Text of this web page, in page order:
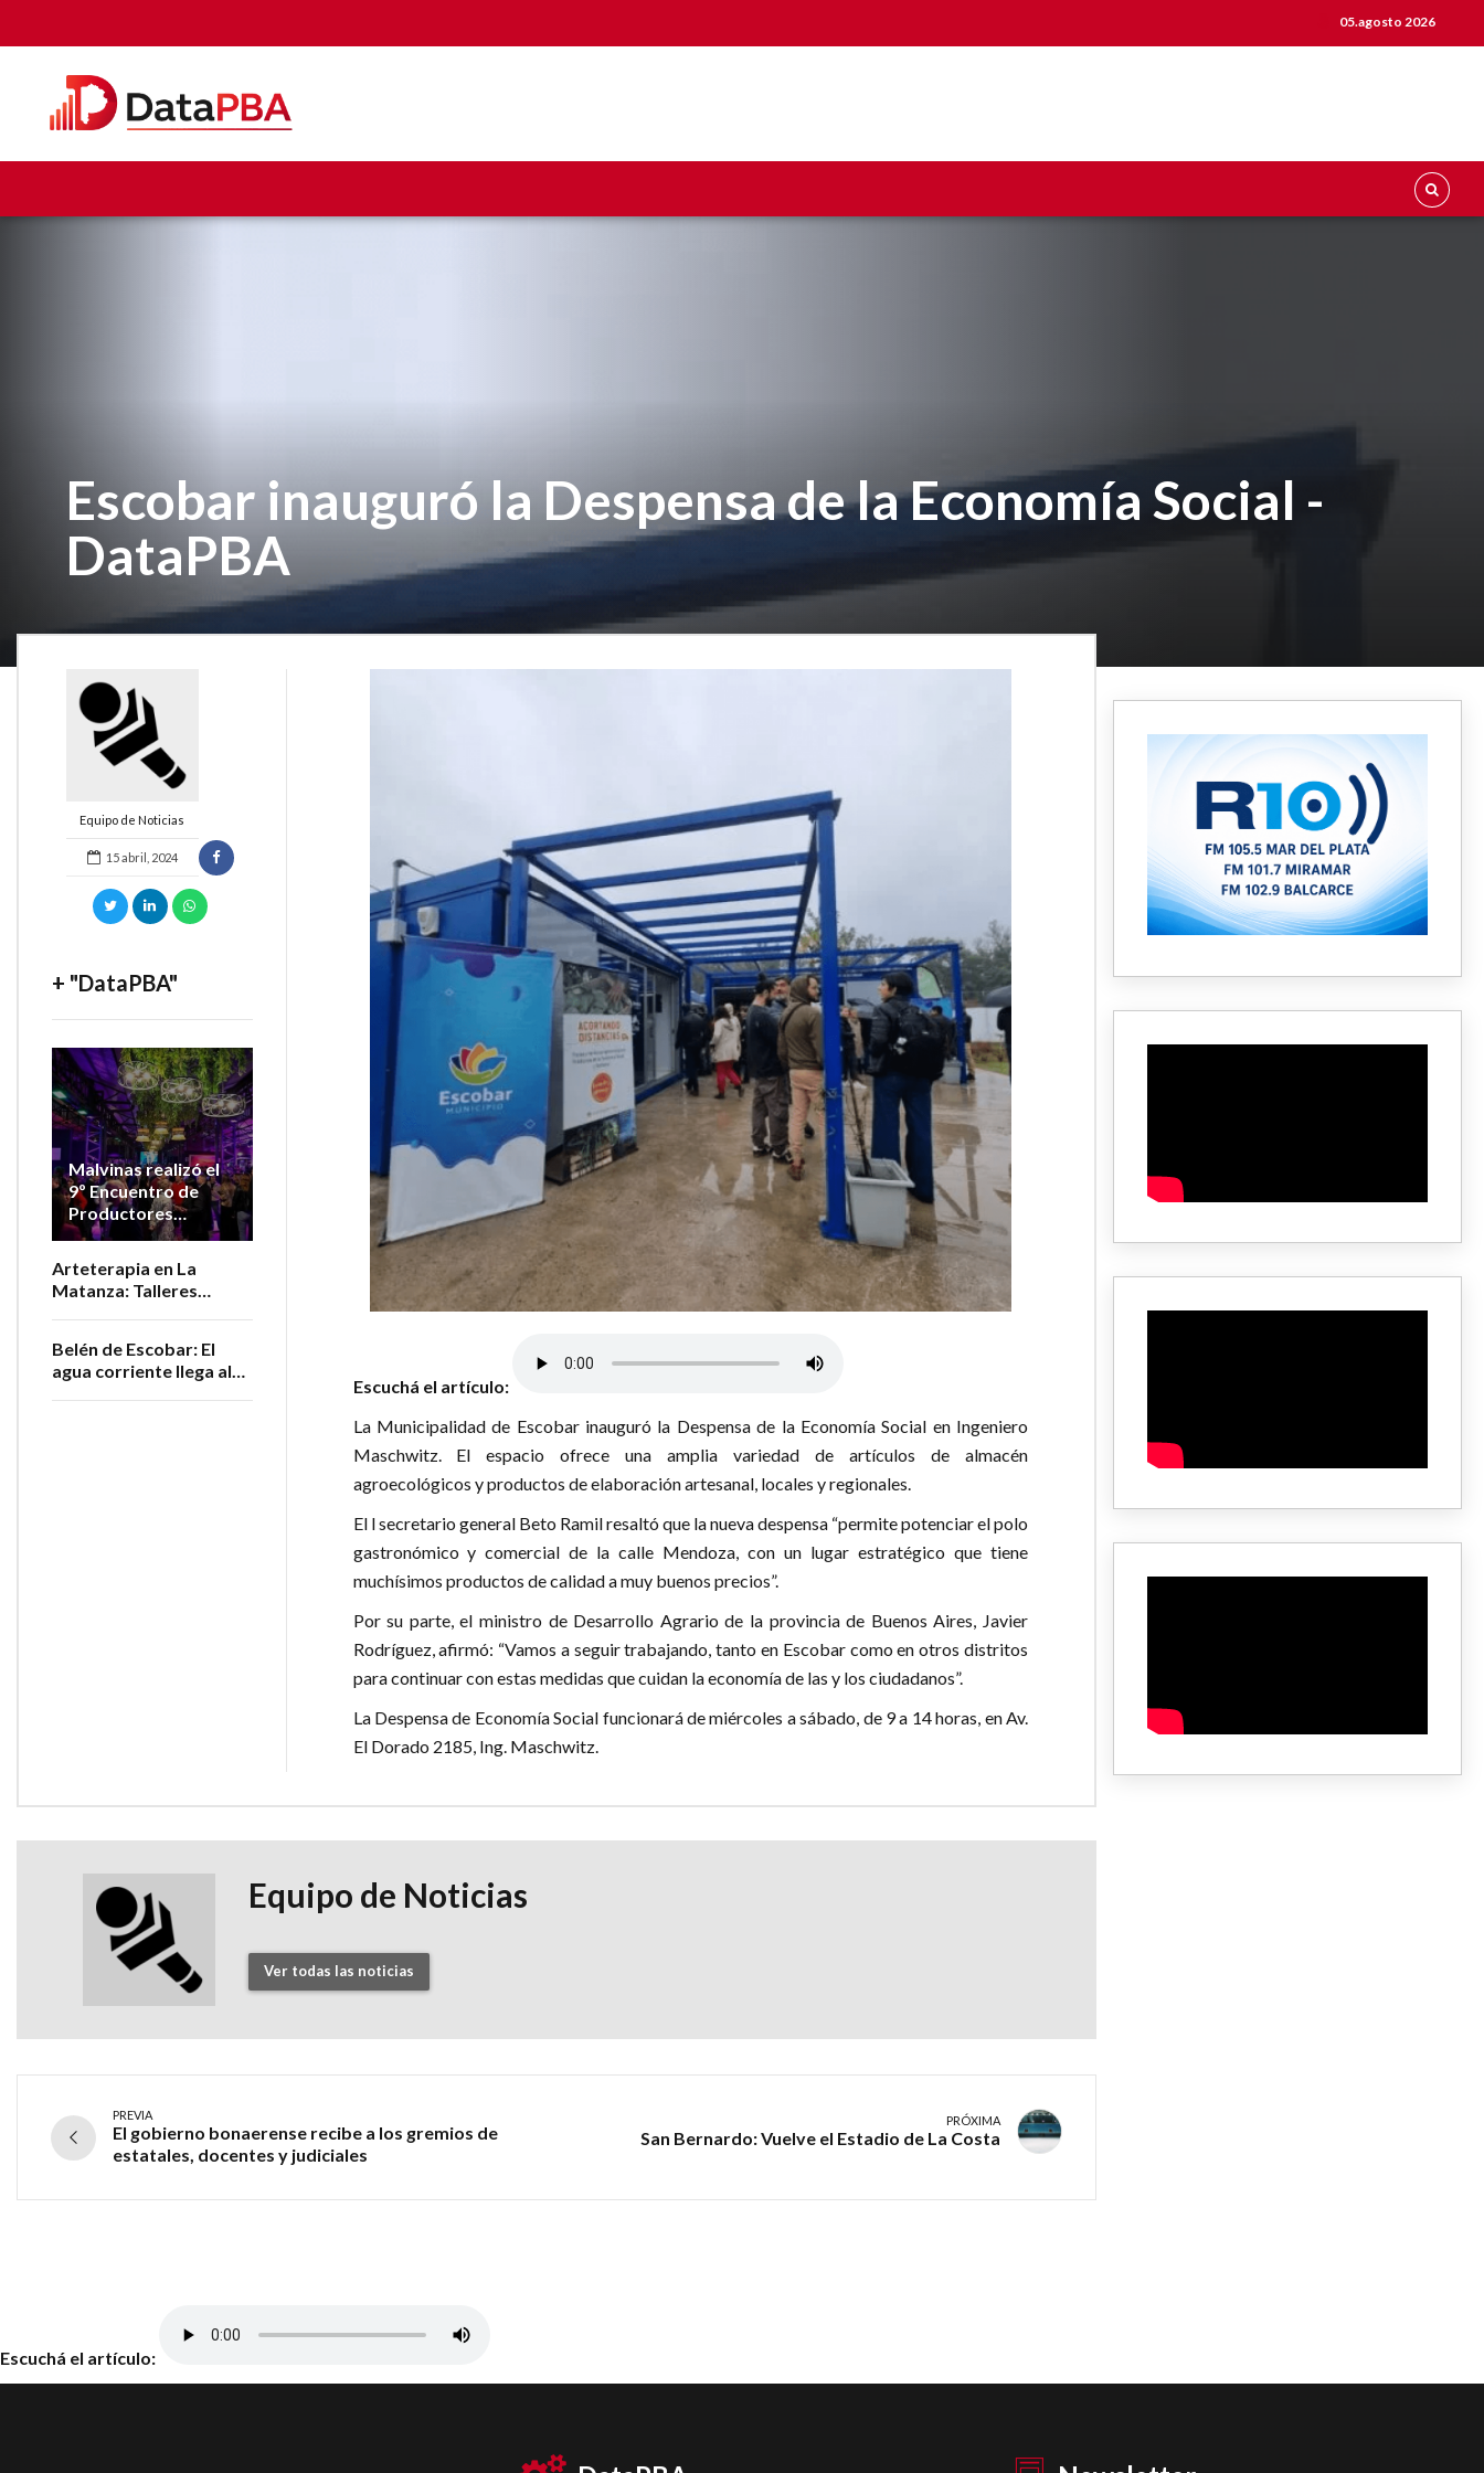
05.agosto 2026
Escobar inauguró la Despensa de la Economía Social -
DataPBA
Equipo de Noticias
15 abril, 2024
+ "DataPBA"
Malvinas realizó el
9º Encuentro de
Productores
Vitivinícolas de la
Arteterapia en La
Matanza: Talleres
Belén de Escobar: El
agua corriente llega al
Escuchá el artículo:
La Municipalidad de Escobar inauguró la Despensa de la Economía Social en Ingeniero
Maschwitz. El espacio ofrece una amplia variedad de artículos de almacén
agroecológicos y productos de elaboración artesanal, locales y regionales.
El l secretario general Beto Ramil resaltó que la nueva despensa “permite potenciar el polo
gastronómico y comercial de la calle Mendoza, con un lugar estratégico que tiene
muchísimos productos de calidad a muy buenos precios”.
Por su parte, el ministro de Desarrollo Agrario de la provincia de Buenos Aires, Javier
Rodríguez, afirmó: “Vamos a seguir trabajando, tanto en Escobar como en otros distritos
para continuar con estas medidas que cuidan la economía de las y los ciudadanos”.
La Despensa de Economía Social funcionará de miércoles a sábado, de 9 a 14 horas, en Av.
El Dorado 2185, Ing. Maschwitz.
Equipo de Noticias
Ver todas las noticias
PREVIA
El gobierno bonaerense recibe a los gremios de
estatales, docentes y judiciales
PRÓXIMA
San Bernardo: Vuelve el Estadio de La Costa
Escuchá el artículo: